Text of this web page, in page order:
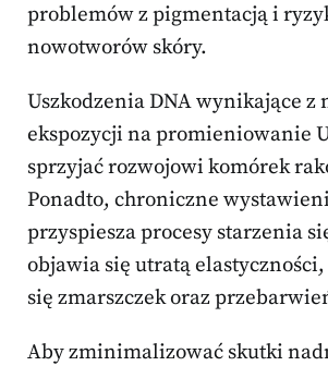
problemów z pigmentacją i
nowotworów skóry.
Uszkodzenia DNA wynikające z
ekspozycji na promieniowanie
sprzyjać rozwojowi komórek
Ponadto, chroniczne
przyspiesza procesy starzenia
objawia się utratą
się zmarszczek oraz
Aby zminimalizować skutki